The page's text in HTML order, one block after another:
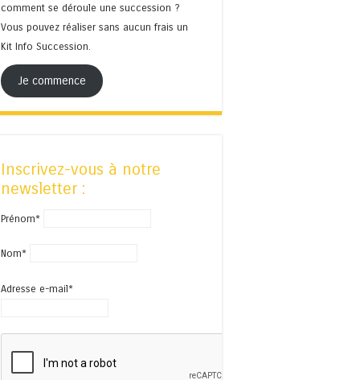
comment se déroule une succession ?
Vous pouvez réaliser sans aucun frais un
Kit Info Succession.
Je commence
Inscrivez-vous à notre
newsletter :
Prénom*
Nom*
Adresse e-mail*